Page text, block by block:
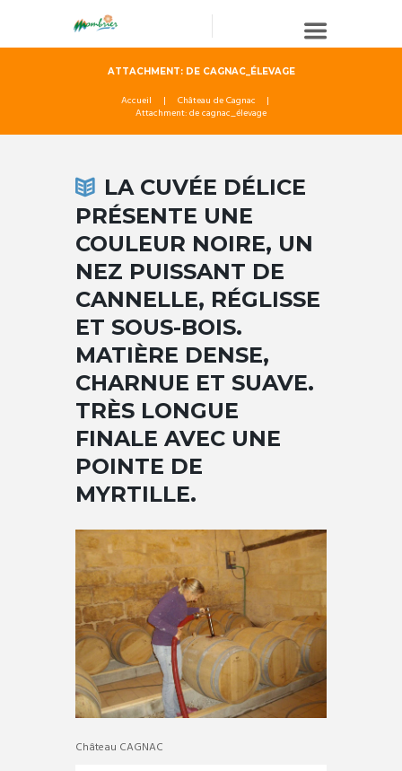
ATTACHMENT: DE CAGNAC_ÉLEVAGE
Accueil
Château de Cagnac
Attachment: de cagnac_élevage
LA CUVÉE DÉLICE
PRÉSENTE UNE
COULEUR NOIRE, UN
NEZ PUISSANT DE
CANNELLE, RÉGLISSE
ET SOUS-BOIS.
MATIÈRE DENSE,
CHARNUE ET SUAVE.
TRÈS LONGUE
FINALE AVEC UNE
POINTE DE
MYRTILLE.
Château CAGNAC